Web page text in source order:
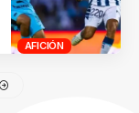
AFICIÓN